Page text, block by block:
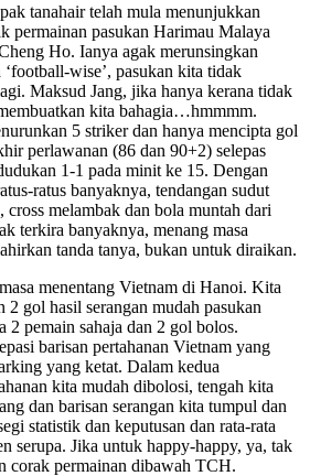
tanahair telah mula menunjukkan
permainan pasukan Harimau Malaya
Ho. Ianya agak merunsingkan
‘football-wise’, pasukan kita tidak
Maksud Jang, jika hanya kerana tidak
kita bahagia…hmmmm.
5 striker dan hanya mencipta gol
perlawanan (86 dan 90+2) selepas
1-1 pada minit ke 15. Dengan
ratus banyaknya, tendangan sudut
cross melambak dan bola muntah dari
terkira banyaknya, menang masa
tanda tanya, bukan untuk diraikan.
menentang Vietnam di Hanoi. Kita
2 gol hasil serangan mudah pasukan
2 pemain sahaja dan 2 gol bolos.
barisan pertahanan Vietnam yang
yang ketat. Dalam kedua
kita mudah dibolosi, tengah kita
dan barisan serangan kita tumpul dan
statistik dan keputusan dan rata-rata
serupa. Jika untuk happy-happy, ya, tak
corak permainan dibawah TCH.